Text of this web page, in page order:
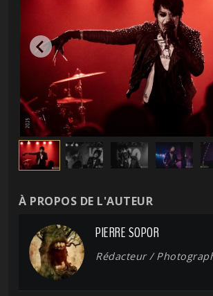
À PROPOS DE L'AUTEUR
PIERRE SOPOR
Rédacteur /